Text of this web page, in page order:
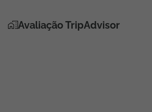
Avaliação TripAdvisor